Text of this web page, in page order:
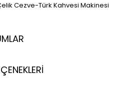
Cezve-Türk Kahvesi Makinesi